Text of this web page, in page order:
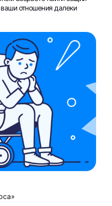
отношения далеки